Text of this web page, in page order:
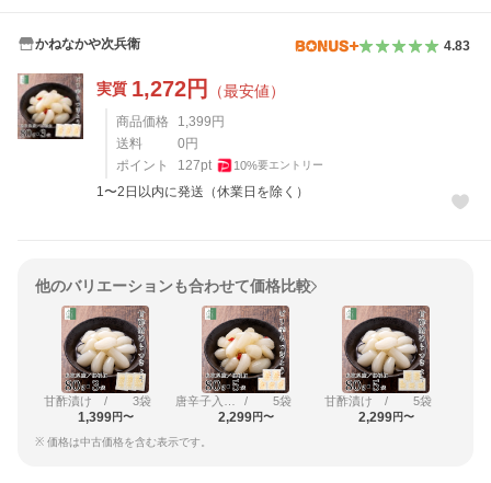
かねなかや次兵衛 4.83
実質 1,272円 （最安値）
商品価格 1,399 円
送料
0 円
ポイント
127pt 10%要エントリー
1〜2日以内に発送（休業日を除く）
他のバリエーションも合わせて価格比較
甘酢漬け / 3袋
1,399円〜
/ 5袋
2,299円〜
甘酢漬け / 5袋
2,299円〜
※ 価格は中古価格を含む表示です。